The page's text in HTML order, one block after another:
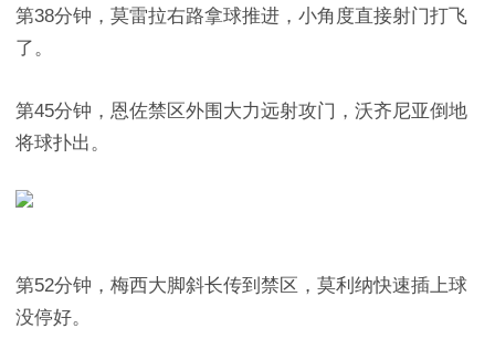
第38分钟，莫雷拉右路拿球推进，小角度直接射门打飞
了。
第45分钟，恩佐禁区外围大力远射攻门，沃齐尼亚倒地
将球扑出。
第52分钟，梅西大脚斜长传到禁区，莫利纳快速插上球
没停好。